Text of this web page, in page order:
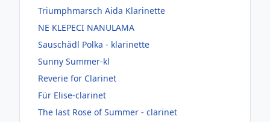
Triumphmarsch Aida Klarinette
NE KLEPECI NANULAMA
Sauschädl Polka - klarinette
Sunny Summer-kl
Reverie for Clarinet
Für Elise-clarinet
The last Rose of Summer - clarinet